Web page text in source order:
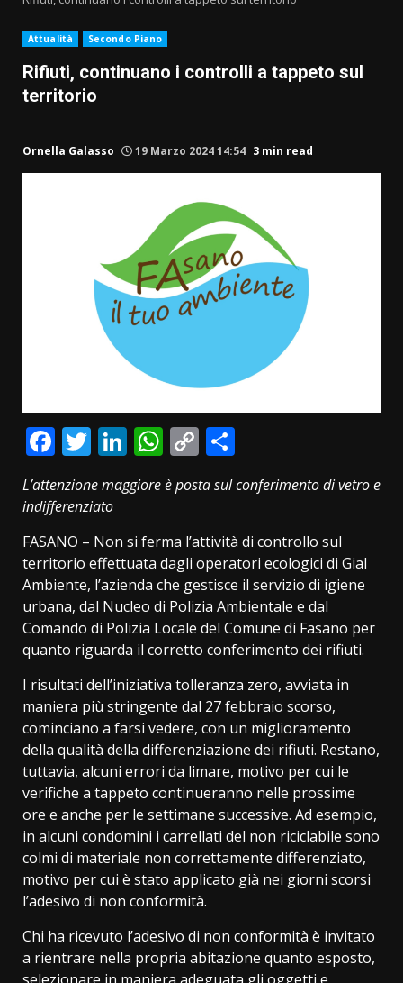
Attualità Secondo Piano
Rifiuti, continuano i controlli a tappeto sul
territorio
Ornella Galasso 19 Marzo 2024 14:54 3 min read
Facebook
Twitter
LinkedIn
WhatsApp
Copy
Link
L’attenzione maggiore è posta sul conferimento di vetro e
indifferenziato
FASANO – Non si ferma l’attività di controllo sul
territorio effettuata dagli operatori ecologici di Gial
Ambiente, l’azienda che gestisce il servizio di igiene
urbana, dal Nucleo di Polizia Ambientale e dal
Comando di Polizia Locale del Comune di Fasano per
quanto riguarda il corretto conferimento dei rifiuti.
I risultati dell’iniziativa tolleranza zero, avviata in
maniera più stringente dal 27 febbraio scorso,
cominciano a farsi vedere, con un miglioramento
della qualità della differenziazione dei rifiuti. Restano,
tuttavia, alcuni errori da limare, motivo per cui le
verifiche a tappeto continueranno nelle prossime
ore e anche per le settimane successive. Ad esempio,
in alcuni condomini i carrellati del non riciclabile sono
colmi di materiale non correttamente differenziato,
motivo per cui è stato applicato già nei giorni scorsi
l’adesivo di non conformità.
Chi ha ricevuto l’adesivo di non conformità è invitato
a rientrare nella propria abitazione quanto esposto,
selezionare in maniera adeguata gli oggetti e